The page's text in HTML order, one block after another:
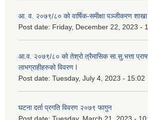
आ. व. २०७९/८० को वार्षिक-समीक्षा पञ्जीकरण शाखा
Post date: Friday, December 22, 2023 -
आ.व. २०७९/८० को तेश्रो त्रैमासिक सा.सु.भ‍त्ता प्राप्त
लाभग्राहीहरुको विवरण l
Post date: Tuesday, July 4, 2023 - 15:02
घटना दर्ता प्रगति विवरण २०७९ फागुन